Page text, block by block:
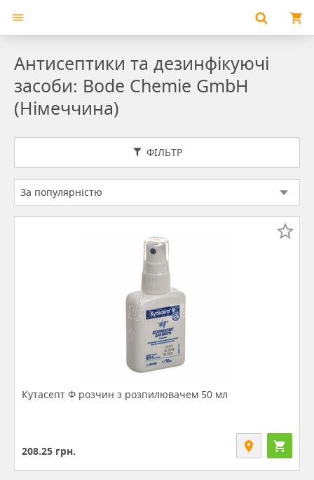
Антисептики та дезинфікуючі
засоби: Bode Chemie GmbH
(Німеччина)
ФІЛЬТР
Кутасепт Ф розчин з розпилювачем 50 мл
208.25 грн.